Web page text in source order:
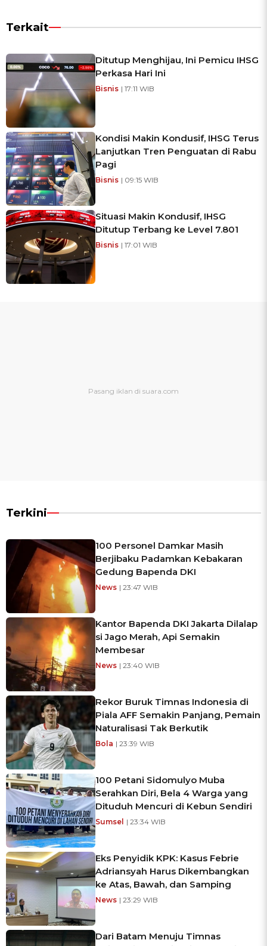
Terkait
Ditutup Menghijau, Ini Pemicu IHSG
Perkasa Hari Ini
Bisnis | 17:11 WIB
Kondisi Makin Kondusif, IHSG Terus
Lanjutkan Tren Penguatan di Rabu
Pagi
Bisnis | 09:15 WIB
Situasi Makin Kondusif, IHSG
Ditutup Terbang ke Level 7.801
Bisnis | 17:01 WIB
Terkini
100 Personel Damkar Masih
Berjibaku Padamkan Kebakaran
Gedung Bapenda DKI
News | 23:47 WIB
Kantor Bapenda DKI Jakarta Dilalap
si Jago Merah, Api Semakin
Membesar
News | 23:40 WIB
Rekor Buruk Timnas Indonesia di
Piala AFF Semakin Panjang, Pemain
Naturalisasi Tak Berkutik
Bola | 23:39 WIB
100 Petani Sidomulyo Muba
Serahkan Diri, Bela 4 Warga yang
Dituduh Mencuri di Kebun Sendiri
Sumsel | 23:34 WIB
Eks Penyidik KPK: Kasus Febrie
Adriansyah Harus Dikembangkan
ke Atas, Bawah, dan Samping
News | 23:29 WIB
Dari Batam Menuju Timnas